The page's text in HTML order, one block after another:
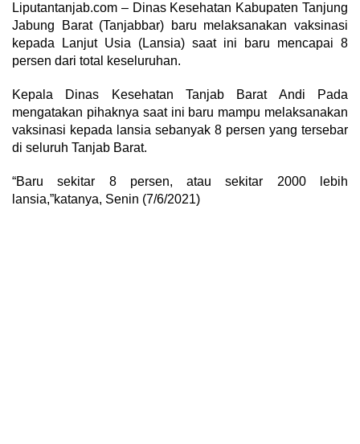
Liputantanjab.com – Dinas Kesehatan Kabupaten Tanjung
Jabung Barat (Tanjabbar) baru melaksanakan vaksinasi
kepada Lanjut Usia (Lansia) saat ini baru mencapai 8
persen dari total keseluruhan.
Kepala Dinas Kesehatan Tanjab Barat Andi Pada
mengatakan pihaknya saat ini baru mampu melaksanakan
vaksinasi kepada lansia sebanyak 8 persen yang tersebar
di seluruh Tanjab Barat.
“Baru sekitar 8 persen, atau sekitar 2000 lebih
lansia,”katanya, Senin (7/6/2021)